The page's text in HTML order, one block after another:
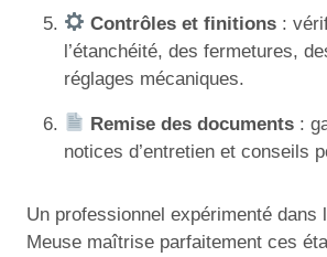
Contrôles et finitions :
l’étanchéité, des fermetures,
réglages mécaniques.
Remise des documents :
notices d’entretien et conseils
Un professionnel expérimenté dans
Meuse maîtrise parfaitement ces